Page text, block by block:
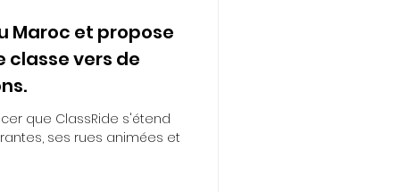
Maroc et propose
classe vers de
que ClassRide s'étend
ses rues animées et